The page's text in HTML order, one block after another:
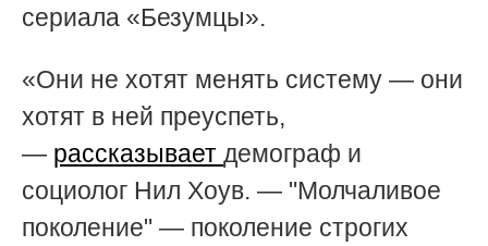
сериала «Безумцы».
«Они не хотят менять систему — они
хотят в ней преуспеть,
— рассказывает демограф и
социолог Нил Хоув. — "Молчаливое
поколение" — поколение строгих